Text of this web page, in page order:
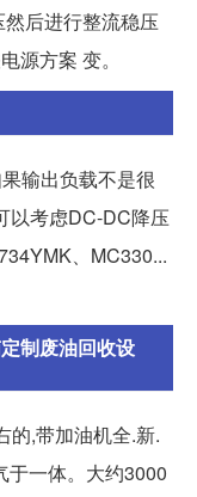
后进行整流稳压
源方案 变。
输出负载不是很
以考虑DC-DC降压
、MC330...
制废油回收设
的,带加油机全.新.
于一体。大约3000